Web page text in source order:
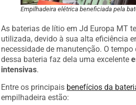
Empilhadeira elétrica beneficiada pela
As baterias de lítio em Jd Europa MT
utilizada, devido à sua alta eficiência
necessidade de manutenção. O tempo
dessa bateria faz dela uma excelente
intensivas
Entre os principais benefícios da
empilhadeira estão: